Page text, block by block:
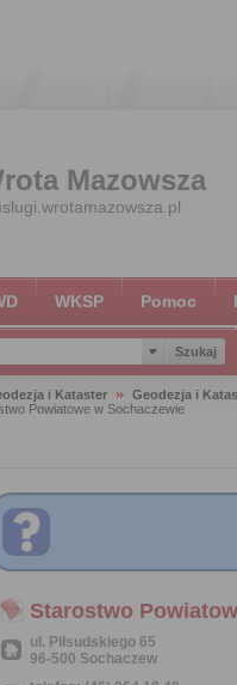
Mazowsza
WKSP Pomoc
i Kataster
Geodezja i
Powiatowe w Sochaczewie
Starostwo
ul. Piłsudskiego 65
96-500 Sochaczew